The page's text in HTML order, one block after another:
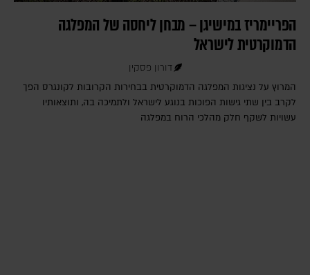
הפריימריז במישיגן – מבחן ליחסה של המפלגה
הדמוקרטית לישראל
דורון פסקין
המרוץ על נציגות המפלגה הדמוקרטית בבחירות הקרובות לקונגרס הפך
לקרב בין שתי גישות הפוכות בנוגע לישראל ולתמיכה בה, ותוצאותיו
עשויות לשקף חלק מהלכי הרוח במפלגה